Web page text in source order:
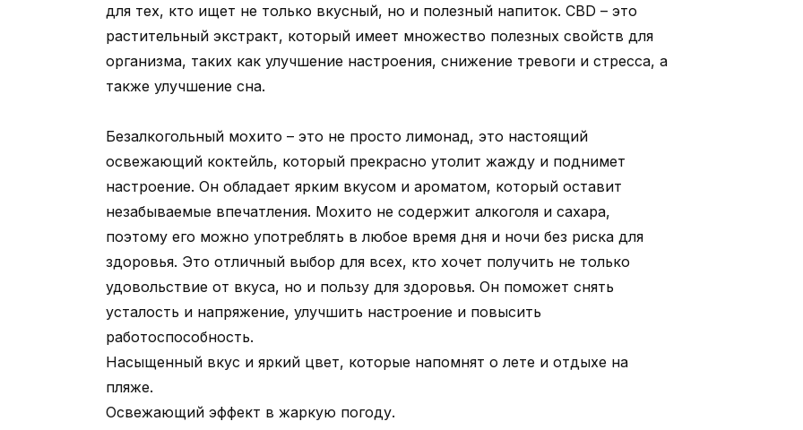
для тех, кто ищет не только вкусный, но и полезный напиток. CBD – это
растительный экстракт, который имеет множество полезных свойств для
организма, таких как улучшение настроения, снижение тревоги и стресса, а
также улучшение сна.
Безалкогольный мохито – это не просто лимонад, это настоящий
освежающий коктейль, который прекрасно утолит жажду и поднимет
настроение. Он обладает ярким вкусом и ароматом, который оставит
незабываемые впечатления. Мохито не содержит алкоголя и сахара,
поэтому его можно употреблять в любое время дня и ночи без риска для
здоровья. Это отличный выбор для всех, кто хочет получить не только
удовольствие от вкуса, но и пользу для здоровья. Он поможет снять
усталость и напряжение, улучшить настроение и повысить
работоспособность.
Насыщенный вкус и яркий цвет, которые напомнят о лете и отдыхе на
пляже.
Освежающий эффект в жаркую погоду.